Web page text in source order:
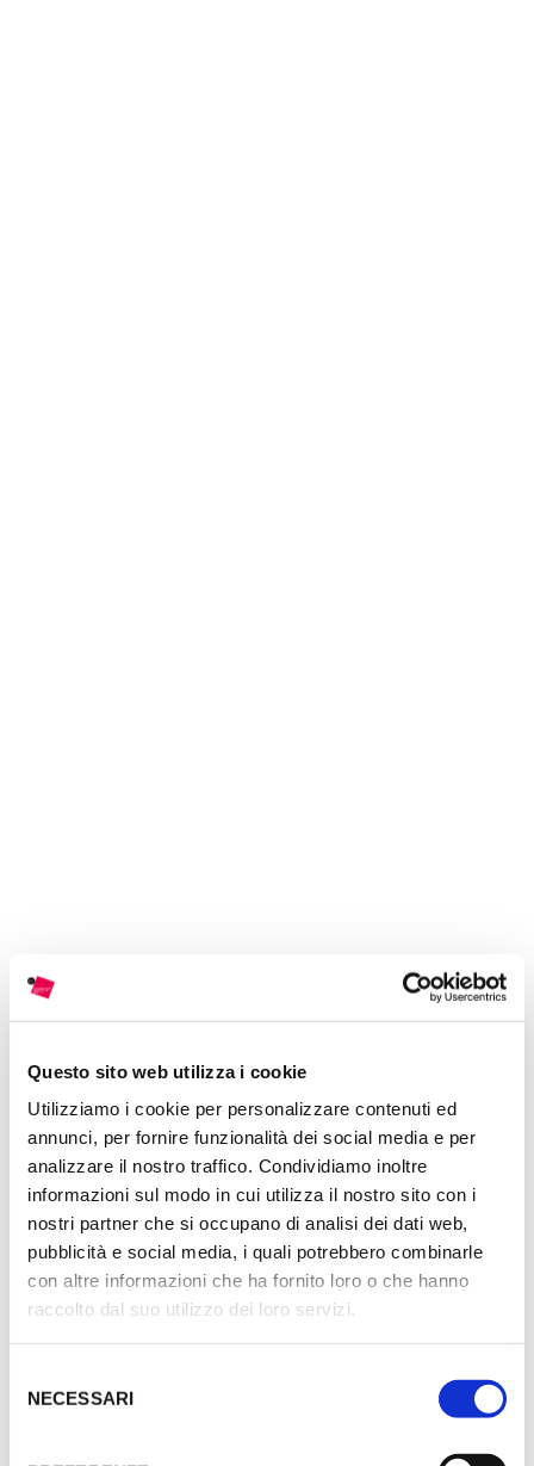
Questo sito web utilizza i cookie
Utilizziamo i cookie per personalizzare contenuti ed
annunci, per fornire funzionalità dei social media e per
analizzare il nostro traffico. Condividiamo inoltre
informazioni sul modo in cui utilizza il nostro sito con i
nostri partner che si occupano di analisi dei dati web,
pubblicità e social media, i quali potrebbero combinarle
con altre informazioni che ha fornito loro o che hanno
raccolto dal suo utilizzo dei loro servizi.
delNECESSARI DISCOVER MORE